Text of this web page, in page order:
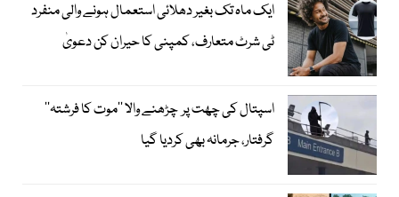
ایک ماہ تک بغیر دھلائی استعمال ہونے والی منفرد
ٹی شرٹ متعارف، کمپنی کا حیران کن دعویٰ
اسپتال کی چھت پر چڑھنے والا ’’موت کا فرشتہ‘‘
گرفتار، جرمانہ بھی کردیا گیا